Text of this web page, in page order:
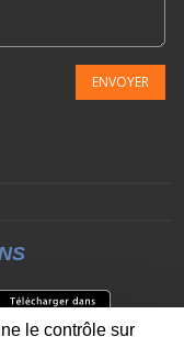
ENVOYER
le contrôle sur